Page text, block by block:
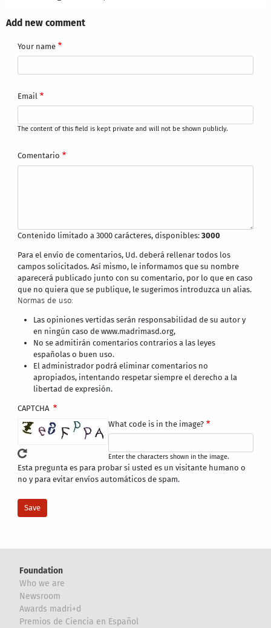
Add new comment
Your name
Email
The content of this field is kept private and will not be shown publicly.
Comentario
Contenido limitado a 3000 carácteres, disponibles:3000
Para el envío de comentarios, Ud. deberá rellenar todos los
campos solicitados. Así mismo, le informamos que su nombre
aparecerá publicado junto con su comentario, por lo que en caso
que no quiera que se publique, le sugerimos introduzca un alias.
Normas de uso:
Las opiniones vertidas serán responsabilidad de su autor y
en ningún caso de www.madrimasd.org,
No se admitirán comentarios contrarios a las leyes
españolas o buen uso.
El administrador podrá eliminar comentarios no
apropiados, intentando respetar siempre el derecho a la
libertad de expresión.
CAPTCHA
What code is in the image?
Enter the characters shown in the image.
Esta pregunta es para probar si usted es un visitante humano o
no y para evitar envíos automáticos de spam.
Foundation
Who we are
Newsroom
Awards madri+d
Premios de Ciencia en Español